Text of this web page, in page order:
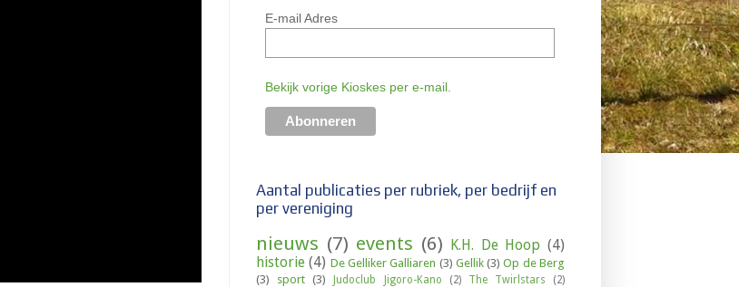
E-mail Adres
Bekijk vorige Kioskes per e-mail.
Aantal publicaties per rubriek, per bedrijf en
per vereniging
nieuws (7) events (6) K.H. De Hoop (4)
historie (4) De Gelliker Galliaren (3) Gellik (3) Op de Berg
(3)
sport (3) Judoclub Jigoro-Kano (2) The Twirlstars
(2)